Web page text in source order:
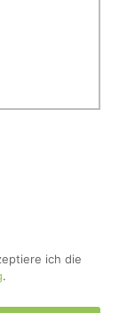
ich die
.